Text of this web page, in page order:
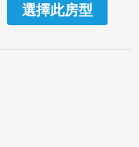
選擇此房型